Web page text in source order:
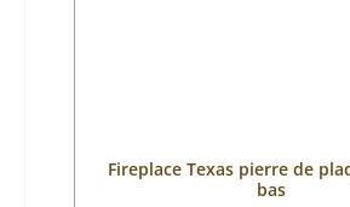
Fireplace Texas pierre de
bas